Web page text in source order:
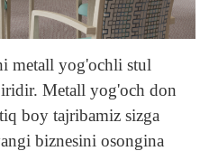
metall yog'ochli stul
Metall yog'och don
boy tajribamiz sizga
biznesini osongina